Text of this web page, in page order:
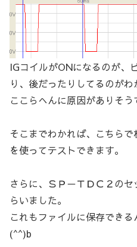
IGコイルがONになるのが、
り、後だったりしてるのがわ
ここらへんに原因がありそう
そこまでわかれば、こちら
を使ってテストできます。
さらに、ＳＰ－ＴＤＣ２の
らいました。
これもファイルに保存でき
(^^)b